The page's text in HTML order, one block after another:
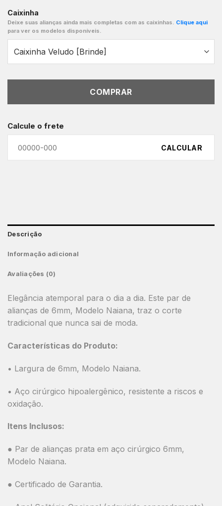
Caixinha
Deixe suas alianças ainda mais completas com as caixinhas. Clique aqui
para ver os modelos disponíveis.
COMPRAR
Calcule o frete
CALCULAR
Descrição
Informação adicional
Avaliações (0)
Elegância atemporal para o dia a dia. Este par de
alianças de 6mm, Modelo Naiana, traz o corte
tradicional que nunca sai de moda.
Características do Produto:
• Largura de 6mm, Modelo Naiana.
• Aço cirúrgico hipoalergênico, resistente a riscos e
oxidação.
Itens Inclusos:
● Par de alianças prata em aço cirúrgico 6mm,
Modelo Naiana.
● Certificado de Garantia.